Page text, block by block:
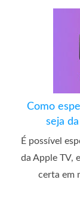
Como
seja
É possível
da Apple TV,
certa em